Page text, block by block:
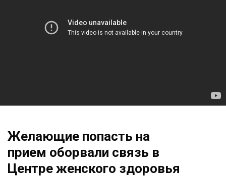
Желающие попасть на
прием оборвали связь в
Центре женского здоровья